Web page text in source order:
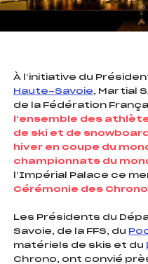
À l’initiative du
Haute-Savoie, Martial
de la Fédération
l’ensemble des
de ski et de
hiver en coupe du
championnats du
l’Impérial Palace ce
Cérémonie des
Les Présidents du
Savoie, de la FFS, du
matériels de skis et du
Chrono, ont convié